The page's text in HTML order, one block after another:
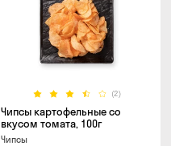
(2)
Чипсы картофельные со
вкусом томата, 100г
Чипсы